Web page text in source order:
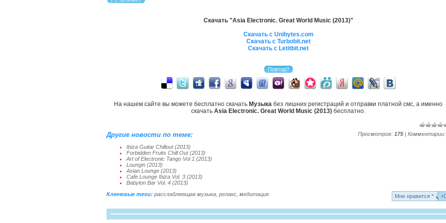
Скачать "Asia Electronic. Great World Music (2013)"
Скачать с Unibytes.com
Скачать с Turbobit.net
Скачать с Letitbit.net
На нашем сайте вы можете бесплатно скачать Музыка без лишних регистраций и отправки платной смс, а именно
скачать Asia Electronic. Great World Music (2013) бесплатно.
Просмотров: 175| Комментарии:
Другие новости по теме:
Ibiza Guitar Chillout (2013)
Forbidden Fruits Chill Out (2013)
Art of Electronic Tango Vol 1 (2013)
Loungin (2013)
Asian Lounge (2013)
Cafe Lounge Ibiza Vol. 3 (2013)
Babylon Bar Vol. 4 (2013)
Mне нравится *
Ключевые теги: расслабляющая музыка релакс медитация